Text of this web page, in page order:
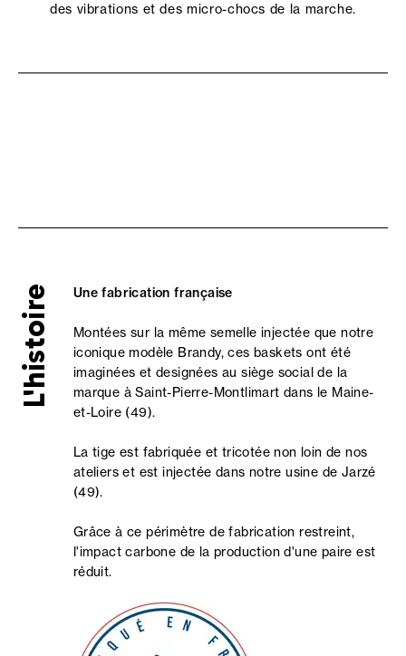
des vibrations et des micro-chocs de la marche.
L'histoire Une fabrication française
Montées sur la même semelle injectée que notre
iconique modèle Brandy, ces baskets ont été
imaginées et designées au siège social de la
marque à Saint-Pierre-Montlimart dans le Maine-
et-Loire (49).
La tige est fabriquée et tricotée non loin de nos
ateliers et est injectée dans notre usine de Jarzé
(49).
Grâce à ce périmètre de fabrication restreint,
l'impact carbone de la production d'une paire est
réduit.